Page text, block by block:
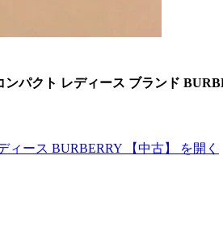
パクト レディース ブランド
ース BURBERRY 【中古】 を開く